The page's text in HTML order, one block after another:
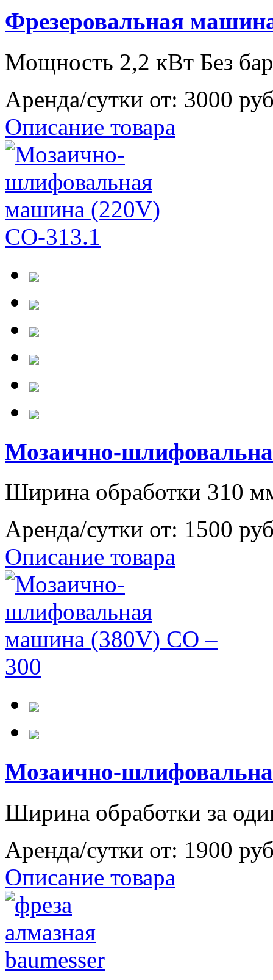
Фрезеровальная
Мощность 2,2 кВт Без
Аренда/сутки от: 3000
Описание товара
Мозаично-
Ширина обработки 310
Аренда/сутки от: 1500
Описание товара
Мозаично-
Ширина обработки за
Аренда/сутки от: 1900
Описание товара